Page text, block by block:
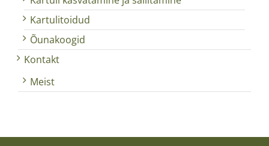
Kartulitoidud
Õunakoogid
Kontakt
Meist